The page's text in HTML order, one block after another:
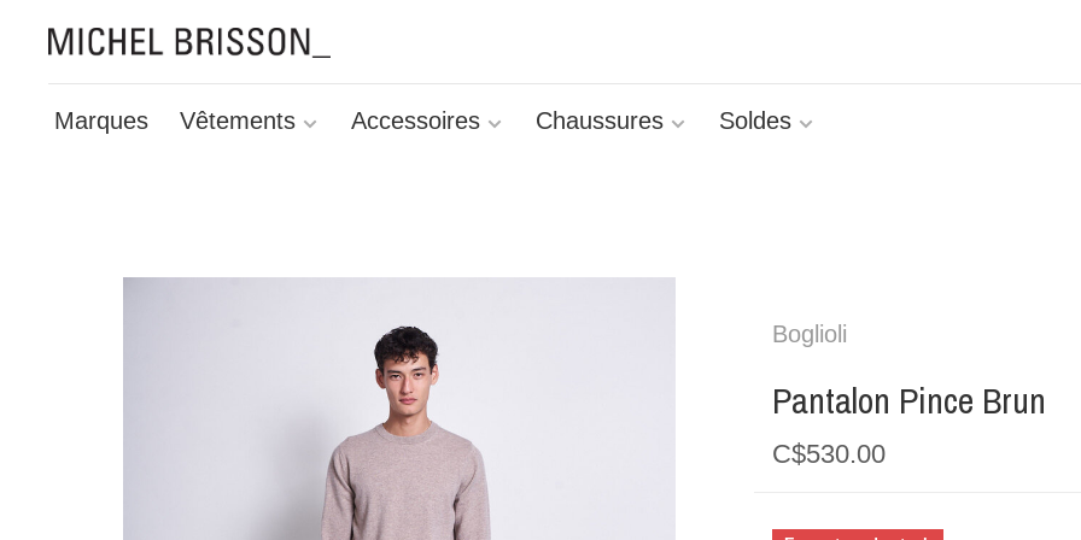
Marques Vêtements Accessoires Chaussures Soldes
Boglioli
Pantalon Pince Brun
C$530.00